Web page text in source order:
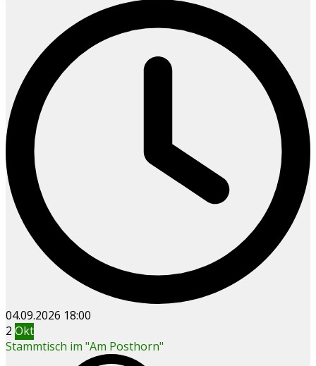
04.09.2026 18:00
2 Okt
Stammtisch im "Am Posthorn"